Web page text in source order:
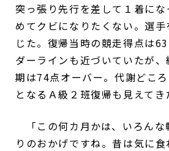
突っ張り先行を差して１着に
めてクビになりたくない。選
じた。復帰当時の競走得点は
ダーラインも近づいていたが
期は74点オーバー。代謝どこ
となるＡ級２班復帰も見えてき
「この何カ月かは、いろんな
りのおかげですね。昔は気に